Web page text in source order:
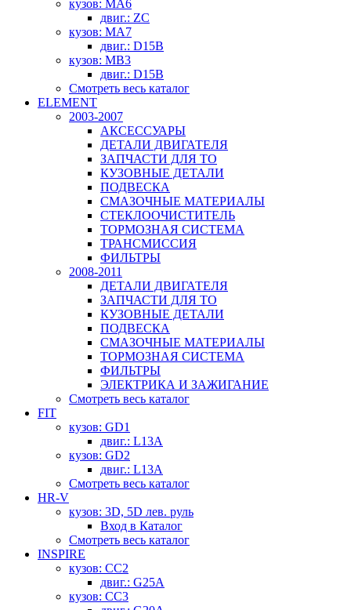
кузов: MA6
двиг.: ZC
кузов: MA7
двиг.: D15B
кузов: MB3
двиг.: D15B
Смотреть весь каталог
ELEMENT
2003-2007
АКСЕССУАРЫ
ДЕТАЛИ ДВИГАТЕЛЯ
ЗАПЧАСТИ ДЛЯ ТО
КУЗОВНЫЕ ДЕТАЛИ
ПОДВЕСКА
СМАЗОЧНЫЕ МАТЕРИАЛЫ
СТЕКЛООЧИСТИТЕЛЬ
ТОРМОЗНАЯ СИСТЕМА
ТРАНСМИССИЯ
ФИЛЬТРЫ
2008-2011
ДЕТАЛИ ДВИГАТЕЛЯ
ЗАПЧАСТИ ДЛЯ ТО
КУЗОВНЫЕ ДЕТАЛИ
ПОДВЕСКА
СМАЗОЧНЫЕ МАТЕРИАЛЫ
ТОРМОЗНАЯ СИСТЕМА
ФИЛЬТРЫ
ЭЛЕКТРИКА И ЗАЖИГАНИЕ
Смотреть весь каталог
FIT
кузов: GD1
двиг.: L13A
кузов: GD2
двиг.: L13A
Смотреть весь каталог
HR-V
кузов: 3D, 5D лев. руль
Вход в Каталог
Смотреть весь каталог
INSPIRE
кузов: CC2
двиг.: G25A
кузов: CC3